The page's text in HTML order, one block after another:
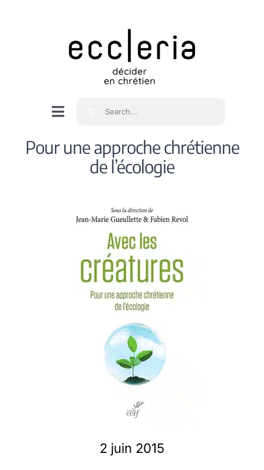
Navigation
bascule
Accueil
Intéressés
Spiritualité
La revue Responsables
Rechercher
Pour une approche chrétienne
de l’écologie
2 juin 2015